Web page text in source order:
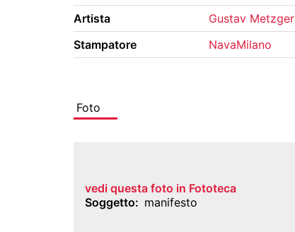
MANIFESTI
MEDIATECA
Artista
Gustav Metzger
Stampatore
NavaMilano
Foto
vedi questa foto in Fototeca
Soggetto
manifesto